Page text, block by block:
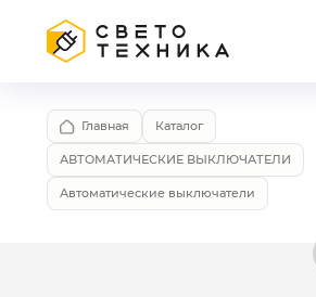
Главная Каталог
АВТОМАТИЧЕСКИЕ ВЫКЛЮЧАТЕЛИ
Автоматические выключатели